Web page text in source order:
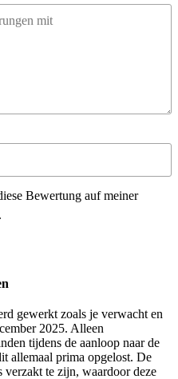
Bewertung auf meiner
gewerkt zoals je verwacht en
2025. Alleen
tijdens de aanloop naar de
allemaal prima opgelost. De
te zijn, waardoor deze